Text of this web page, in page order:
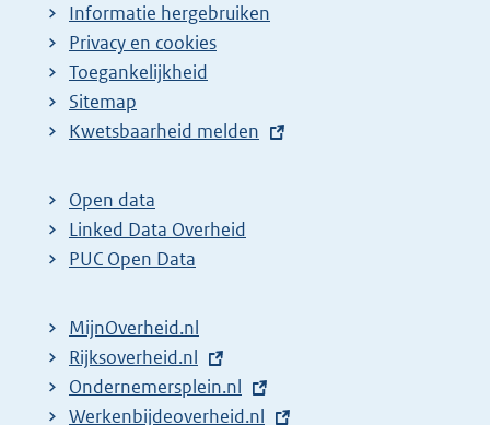
Informatie hergebruiken
Privacy en cookies
Toegankelijkheid
Sitemap
E
t
e
r
l
i
n
Kwetsbaarheid melden
Open data
Linked Data Overheid
PUC Open Data
MijnOverheid.nl
E
x
t
Rijksoverheid.nl
E
x
Ondernemersplein.nl
E
Werkenbijdeoverheid.nl